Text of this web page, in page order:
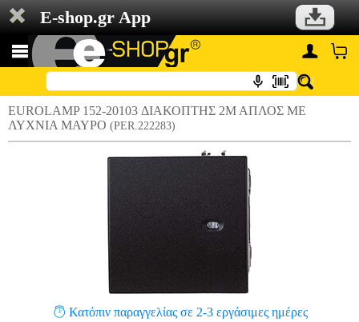
E-shop.gr App
EUROLAMP 152-20103 ΔΙΑΚΟΠΤΗΣ 2Μ ΑΠΛΟΣ ΜΕ
ΛΥΧΝΙΑ ΜΑΥΡΟ (PER.222283)
Κατόπιν παραγγελίας σε 2-3 εργάσιμες ημέρες